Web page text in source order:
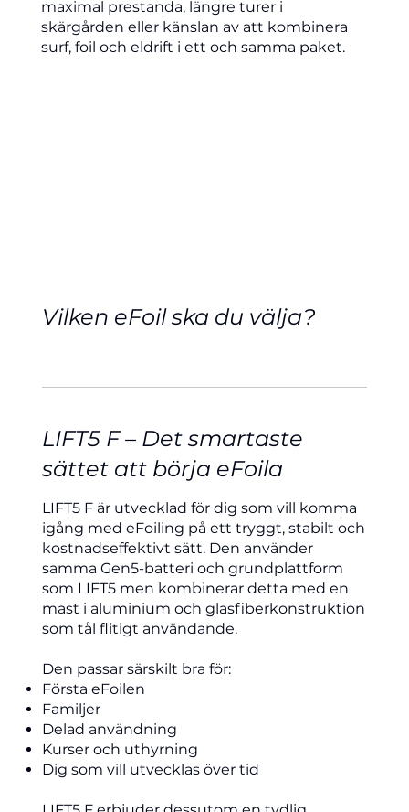
maximal prestanda, längre turer i
skärgården eller känslan av att kombinera
surf, foil och eldrift i ett och samma paket.
Vilken eFoil ska du välja?
LIFT5 F – Det smartaste
sättet att börja eFoila
LIFT5 F är utvecklad för dig som vill komma
igång med eFoiling på ett tryggt, stabilt och
kostnadseffektivt sätt. Den använder
samma Gen5-batteri och grundplattform
som LIFT5 men kombinerar detta med en
mast i aluminium och glasfiberkonstruktion
som tål flitigt användande.
Den passar särskilt bra för:
Första eFoilen
Familjer
Delad användning
Kurser och uthyrning
Dig som vill utvecklas över tid